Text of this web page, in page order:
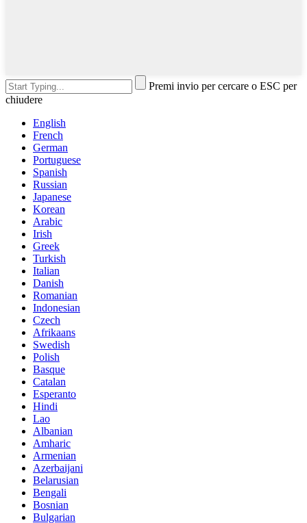
Premi invio per cercare o ESC per
chiudere
English
French
German
Portuguese
Spanish
Russian
Japanese
Korean
Arabic
Irish
Greek
Turkish
Italian
Danish
Romanian
Indonesian
Czech
Afrikaans
Swedish
Polish
Basque
Catalan
Esperanto
Hindi
Lao
Albanian
Amharic
Armenian
Azerbaijani
Belarusian
Bengali
Bosnian
Bulgarian